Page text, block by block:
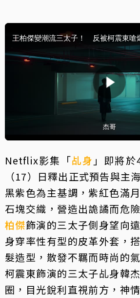
Netflix影集「乩身 」即將
（17）日釋出正式預告與主
黑紫色為主基調，紫紅色滿
石塊交織，營造出詭譎而危
柏傑飾演的三太子側身望向
身穿率性有型的皮革外套，
髮造型，散發不羈而時尚的
柯震東飾演的三太子乩身韓
圈，目光銳利直視前方，神